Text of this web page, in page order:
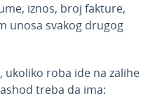
iznos, broj fakture,
unosa svakog drugog
roba ide na zalihe
treba da ima: